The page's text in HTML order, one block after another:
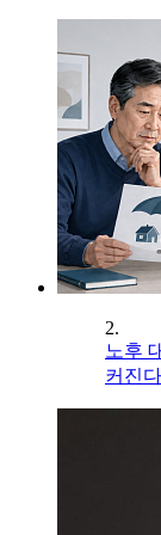
2.
노후
커진다